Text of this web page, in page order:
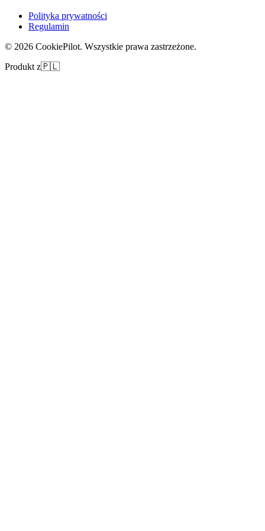
Polityka prywatności
Regulamin
© 2026 CookiePilot. Wszystkie prawa zastrzeżone.
Produkt z🇵🇱